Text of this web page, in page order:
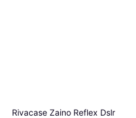
Rivacase Zaino Reflex Dslr